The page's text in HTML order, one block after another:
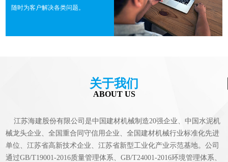
随时为客户解决各类问题。
关于我们
ABOUT US
江苏海建股份有限公司是中国建材机械制造20强企业、中国水泥机
械龙头企业、全国重合同守信用企业、全国建材机械行业标准化先进
单位、江苏省高新技术企业、江苏省新型工业化产业示范基地。公司
通过GB/T19001-2016质量管理体系、GB/T24001-2016环境管理体系、